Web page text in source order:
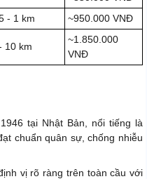
- 1 km
~950.000 VNĐ
10 km
~1.850.000
VNĐ
tại Nhật Bản, nổi tiếng là
chuẩn quân sự, chống nhiễu
vị rõ ràng trên toàn cầu với